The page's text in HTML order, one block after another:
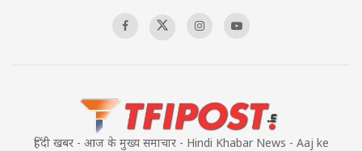
हिंदी खबर - आज के मुख्य समाचार - Hindi Khabar News - Aaj ke